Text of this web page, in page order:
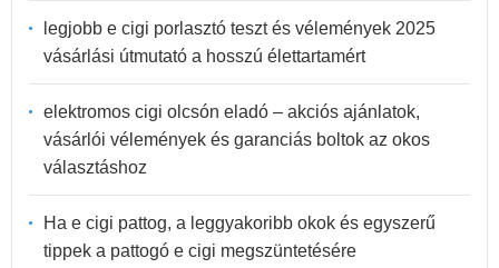
legjobb e cigi porlasztó teszt és vélemények 2025
vásárlási útmutató a hosszú élettartamért
elektromos cigi olcsón eladó – akciós ajánlatok,
vásárlói vélemények és garanciás boltok az okos
választáshoz
Ha e cigi pattog, a leggyakoribb okok és egyszerű
tippek a pattogó e cigi megszüntetésére